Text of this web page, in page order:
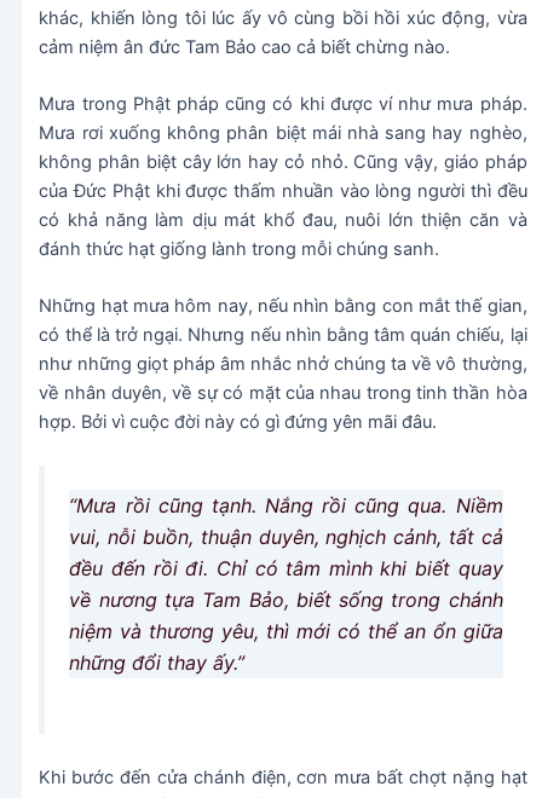
khác, khiến lòng tôi lúc ấy vô cùng bồi hồi xúc động, vừa
cảm niệm ân đức Tam Bảo cao cả biết chừng nào.
Mưa trong Phật pháp cũng có khi được ví như mưa pháp.
Mưa rơi xuống không phân biệt mái nhà sang hay nghèo,
không phân biệt cây lớn hay cỏ nhỏ. Cũng vậy, giáo pháp
của Đức Phật khi được thấm nhuần vào lòng người thì đều
có khả năng làm dịu mát khổ đau, nuôi lớn thiện căn và
đánh thức hạt giống lành trong mỗi chúng sanh.
Những hạt mưa hôm nay, nếu nhìn bằng con mắt thế gian,
có thể là trở ngại. Nhưng nếu nhìn bằng tâm quán chiếu, lại
như những giọt pháp âm nhắc nhở chúng ta về vô thường,
về nhân duyên, về sự có mặt của nhau trong tinh thần hòa
hợp. Bởi vì cuộc đời này có gì đứng yên mãi đâu.
“Mưa rồi cũng tạnh. Nắng rồi cũng qua. Niềm
vui, nỗi buồn, thuận duyên, nghịch cảnh, tất cả
đều đến rồi đi. Chỉ có tâm mình khi biết quay
về nương tựa Tam Bảo, biết sống trong chánh
niệm và thương yêu, thì mới có thể an ổn giữa
những đổi thay ấy.”
Khi bước đến cửa chánh điện, cơn mưa bất chợt nặng hạt